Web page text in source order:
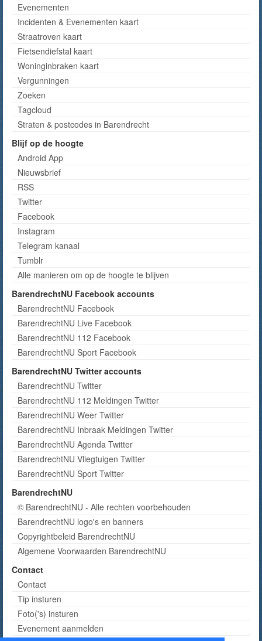
Evenementen
Incidenten & Evenementen kaart
Straatroven kaart
Fietsendiefstal kaart
Woninginbraken kaart
Vergunningen
Zoeken
Tagcloud
Straten & postcodes in Barendrecht
Blijf op de hoogte
Android App
Nieuwsbrief
RSS
Twitter
Facebook
Instagram
Telegram kanaal
Tumblr
Alle manieren om op de hoogte te blijven
BarendrechtNU Facebook accounts
BarendrechtNU Facebook
BarendrechtNU Live Facebook
BarendrechtNU 112 Facebook
BarendrechtNU Sport Facebook
BarendrechtNU Twitter accounts
BarendrechtNU Twitter
BarendrechtNU 112 Meldingen Twitter
BarendrechtNU Weer Twitter
BarendrechtNU Inbraak Meldingen Twitter
BarendrechtNU Agenda Twitter
BarendrechtNU Vliegtuigen Twitter
BarendrechtNU Sport Twitter
BarendrechtNU
© BarendrechtNU - Alle rechten voorbehouden
BarendrechtNU logo's en banners
Copyrightbeleid BarendrechtNU
Algemene Voorwaarden BarendrechtNU
Contact
Contact
Tip insturen
Foto('s) insturen
Evenement aanmelden